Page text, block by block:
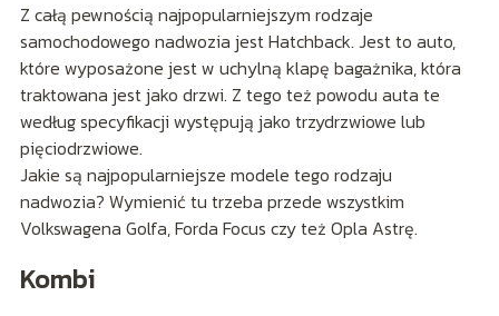
Z całą pewnością najpopularniejszym rodzaje
samochodowego nadwozia jest Hatchback. Jest to auto,
które wyposażone jest w uchylną klapę bagażnika, która
traktowana jest jako drzwi. Z tego też powodu auta te
według specyfikacji występują jako trzydrzwiowe lub
pięciodrzwiowe.
Jakie są najpopularniejsze modele tego rodzaju
nadwozia? Wymienić tu trzeba przede wszystkim
Volkswagena Golfa, Forda Focus czy też Opla Astrę.
Kombi